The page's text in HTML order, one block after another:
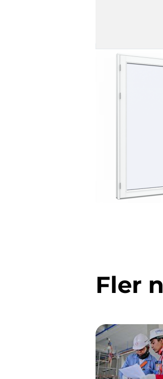
Fler